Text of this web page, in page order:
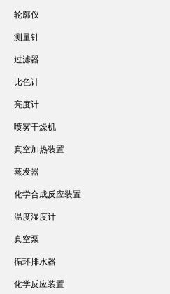
轮廓仪
测量针
过滤器
比色计
亮度计
喷雾干燥机
真空加热装置
蒸发器
化学合成反应装置
温度湿度计
真空泵
循环排水器
化学反应装置